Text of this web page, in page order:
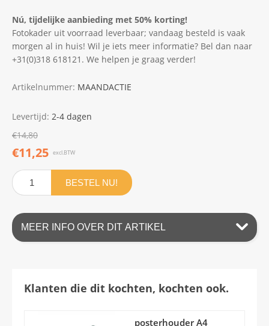
Nú, tijdelijke aanbieding met 50% korting!
Fotokader uit voorraad leverbaar; vandaag besteld is vaak
morgen al in huis! Wil je iets meer informatie? Bel dan naar
+31(0)318 618121. We helpen je graag verder!
Artikelnummer: MAANDACTIE
Levertijd: 2-4 dagen
€14,80
€11,25 excl.BTW
BESTEL NU!
MEER INFO OVER DIT ARTIKEL
Klanten die dit kochten, kochten ook.
posterhouder A4